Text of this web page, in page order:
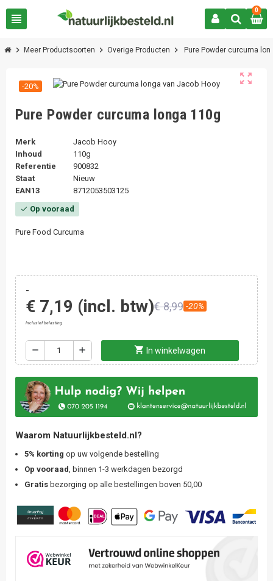
view_headline
0
chevron_right Meer Productsoorten chevron_right Overige Producten chevron_right Pure Powder curcuma
zoom_out_map
-20%
Pure Powder curcuma longa 110g
Merk
Jacob Hooy
Inhoud
110g
Referentie
900832
Staat
Nieuw
EAN13
8712053503125
check Op vooraad
Pure Food Curcuma
-
€ 7,19 (incl. btw)€ 8,99 -20%
Inclusief belasting
remove add shopping_cart In winkelwagen
Waarom Natuurlijkbesteld.nl?
5% korting op uw volgende bestelling
Op vooraad
, binnen 1-3 werkdagen bezorgd
Gratis bezorging op alle bestellingen boven 50,00